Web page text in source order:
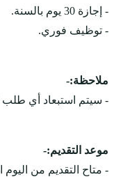
- إجازة 30 يوم بالسنة.
- توظيف فوري.
ملاحظة:-
- سيتم استبعاد أي
موعد التقديم:-
- متاح التقديم من اليوم الأربعاء بتاريخ 1445/09/10هـ الموافق بالميلادي 2024/03/20م، ويستمر